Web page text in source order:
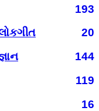
193
20
144
119
16